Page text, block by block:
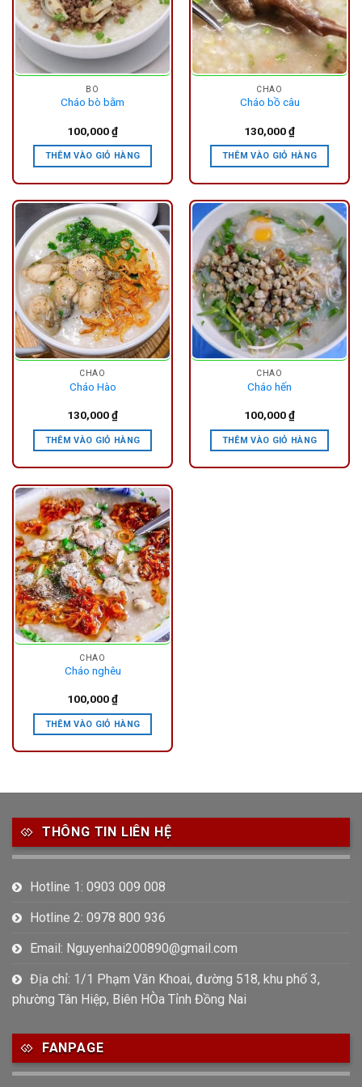
BÒ
Cháo bò bằm
100,000₫
THÊM VÀO GIỎ HÀNG
CHÁO
Cháo bồ câu
130,000₫
THÊM VÀO GIỎ HÀNG
CHÁO
Cháo Hào
130,000₫
THÊM VÀO GIỎ HÀNG
CHÁO
Cháo hến
100,000₫
THÊM VÀO GIỎ HÀNG
CHÁO
Cháo nghêu
100,000₫
THÊM VÀO GIỎ HÀNG
THÔNG TIN LIÊN HỆ
Hotline 1: 0903 009 008
Hotline 2: 0978 800 936
Email: Nguyenhai200890@gmail.com
Địa chỉ: 1/1 Phạm Văn Khoai, đường 518, khu phố 3,
phường Tân Hiệp, Biên HÒa Tỉnh Đồng Nai
FANPAGE